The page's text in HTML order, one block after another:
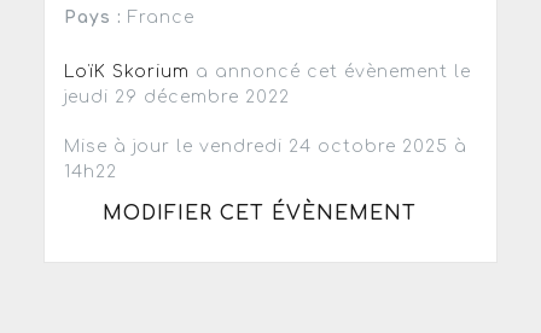
Pays : France
LoïK Skorium a annoncé cet évènement le
jeudi 29 décembre 2022
Mise à jour le vendredi 24 octobre 2025 à
14h22
MODIFIER CET ÉVÈNEMENT